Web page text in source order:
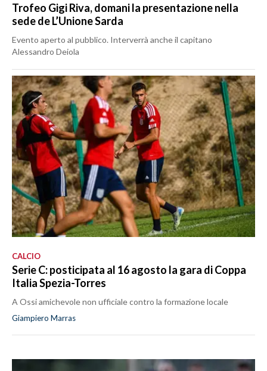
Trofeo Gigi Riva, domani la presentazione nella
sede de L’Unione Sarda
Evento aperto al pubblico. Interverrà anche il capitano
Alessandro Deiola
CALCIO
Serie C: posticipata al 16 agosto la gara di Coppa
Italia Spezia-Torres
A Ossi amichevole non ufficiale contro la formazione locale
Giampiero Marras